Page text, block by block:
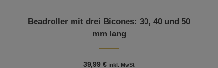
Beadroller mit drei Bicones: 30, 40 und 50
mm lang
39,99€ inkl. MwSt